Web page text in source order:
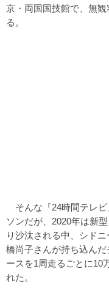
京・両国国技館で、無
る。
そんな『24時間テレビ
ソンだが、2020年は新
り沙汰される中、シド
橋尚子さんが持ち込ん
ースを1周走るごとに10
れた。